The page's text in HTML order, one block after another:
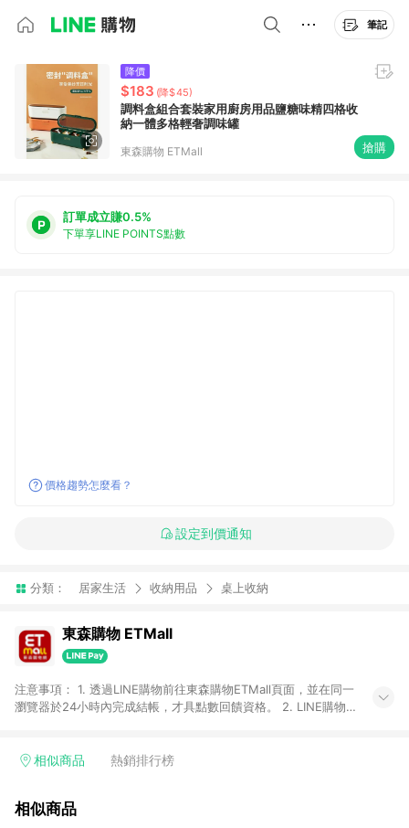
筆記
降價
$183 (降$45)
調料盒組合套裝家用廚房用品鹽糖味精四格收
納一體多格輕奢調味罐
東森購物 ETMall 搶購
訂單成立賺0.5%
下單享LINE POINTS點數
價格趨勢怎麼看？
設定到價通知
分類： 居家生活 收納用品 桌上收納
東森購物 ETMall
注意事項： 1. 透過LINE購物前往東森購物ETMall頁面，並在同一
瀏覽器於24小時內完成結帳，才具點數回饋資格。 2. LINE購物
單，皆不在點數回饋範圍內。 3. 如購買以下類別商品，將無法獲
球嚴選、商城、專案商品、「草莓網」全館商品。 4. 如取消訂
相似商品 熱銷排行榜
相似商品